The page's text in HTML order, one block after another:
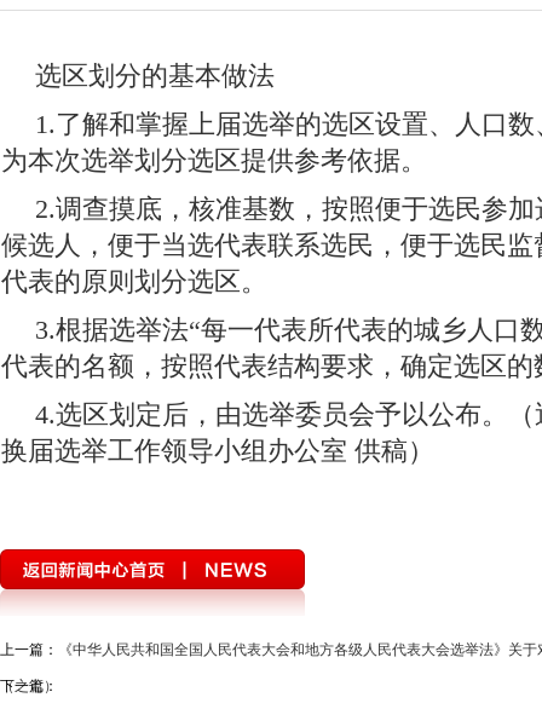
决战决胜脱贫攻坚每日一播报 众志成城 团结奋进 抗击疫情
“不忘初心 牢记使命”主题教育 2018年“世界艾滋病日”宣传活动
开展扫黑除恶 建设善美云南 追梦火焰蓝 诚信建设万里行
坚持扫黄打非 2019年网络诚信宣传 迪庆“扶贫攻坚”手机摄影大
壮阔东方潮 奋进新时代 崇尚英雄 精忠报国——我们家的报国故事
2018年千名干部下基层促脱贫保稳定 2018全国两会 幸福的奋斗
迪庆高原党旗红 反邪教宣传教育 全面深化改革 迪庆在行动
迪庆藏族自治州成立60周年 拥护核心 心向北京 迪庆州历届州委
习近平：绿水青山就是金山银山 喜迎十九大 砥砺奋进的五年
迪庆州第八次党代会 精准扶贫 中国共产党成立95周年
媒体眼中的斯那定珠 “两学一做”与党章党规“进党校、进课堂、进媒
理论学习 这三年 全面开展法治宣传教育 夯实依法治州工作基础
选区划分的基本做法
1.了解和掌握上届选举的选区设置、人口
为本次选举划分选区提供参考依据。
2.调查摸底，核准基数，按照便于选民参
候选人，便于当选代表联系选民，便于选民
代表的原则划分选区。
3.根据选举法“每一代表所代表的城乡人口
代表的名额，按照代表结构要求，确定选区的
4.选区划定后，由选举委员会予以公布。
换届选举工作领导小组办公室 供稿）
上一篇： 《中华人民共和国全国人民代表大会和地方各级人民代表大会选举法》关
（之七）
下一篇：